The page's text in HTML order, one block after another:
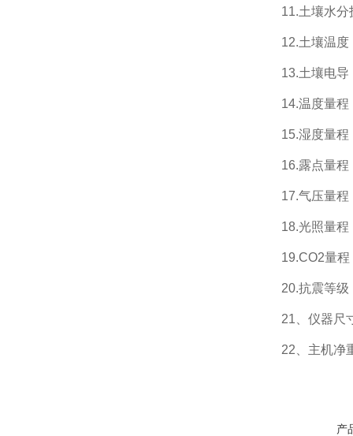
11.土壤水分技
12.土壤温度
13.土壤电导：
14.温度量程
15.湿度量程
16.露点量程
17.气压量程：
18.光照量程
19.CO2量程
20.抗震等级
21、仪器尺寸
22、主机净
产